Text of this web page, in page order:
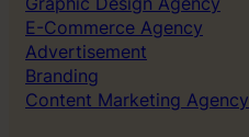
E-Commerce Agency
Advertisement
Branding
Content Marketing Agency